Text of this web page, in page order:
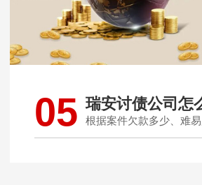
05 瑞安讨债公司怎
根据案件欠款多少、难